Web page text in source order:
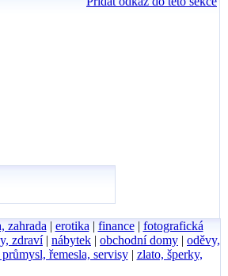
zahrada | erotika | finance| fotografická
zdraví| nábytek | obchodní domy | oděvy,
řemesla, servisy| zlato, šperky,